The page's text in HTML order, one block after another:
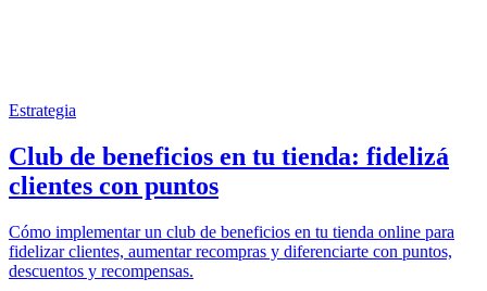
Estrategia
Club de beneficios en tu tienda: fidelizá
clientes con puntos
Cómo implementar un club de beneficios en tu tienda online para
fidelizar clientes, aumentar recompras y diferenciarte con puntos,
descuentos y recompensas.